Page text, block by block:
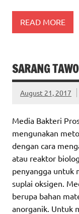
READ MORE
SARANG
August 21, 2017
Media Bakteri
mengunakan
dengan cara
atau reaktor
penyangga untuk
suplai oksigen.
berupa bahan
anorganik. Untuk